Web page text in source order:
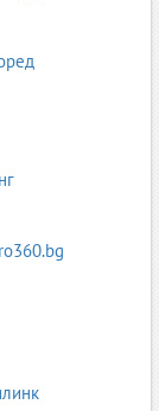
за да се
и под